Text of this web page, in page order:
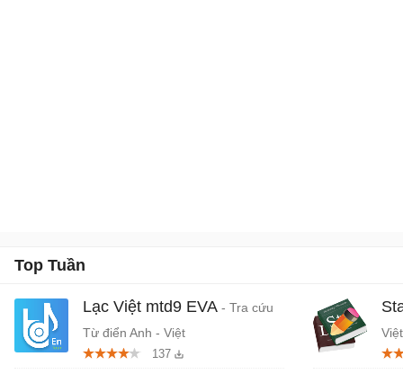
Top Tuần
Lạc Việt mtd9 EVA - Tra cứu
Từ điển Anh - Việt
137